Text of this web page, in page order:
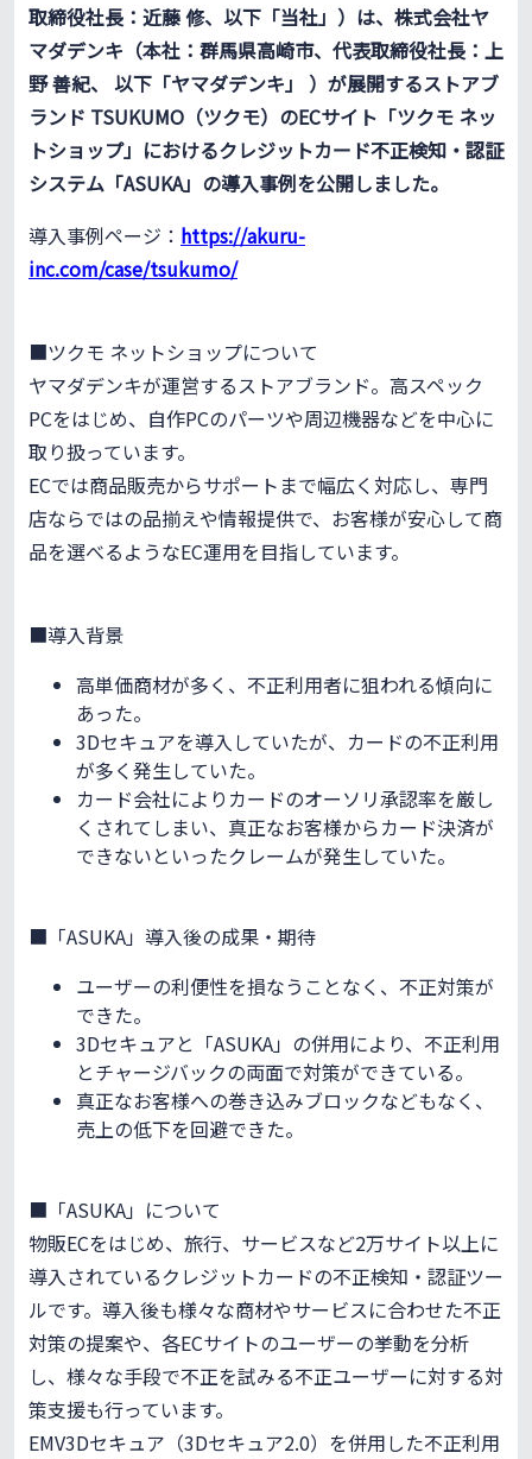
取締役社長：近藤 修、以下「当社」）は、株式会社ヤ
マダデンキ（本社：群馬県高崎市、代表取締役社長：上
野 善紀、 以下「ヤマダデンキ」 ）が展開するストアブ
ランド TSUKUMO（ツクモ）のECサイト「ツクモ ネッ
トショップ」におけるクレジットカード不正検知・認証
システム「ASUKA」の導入事例を公開しました。
導入事例ページ： https://akuru-
inc.com/case/tsukumo/
■ツクモ ネットショップについて
ヤマダデンキが運営するストアブランド。高スペック
PCをはじめ、自作PCのパーツや周辺機器などを中心に
取り扱っています。
ECでは商品販売からサポートまで幅広く対応し、専門
店ならではの品揃えや情報提供で、お客様が安心して商
品を選べるようなEC運用を目指しています。
■導入背景
高単価商材が多く、不正利用者に狙われる傾向に
あった。
3Dセキュアを導入していたが、カードの不正利用
が多く発生していた。
カード会社によりカードのオーソリ承認率を厳し
くされてしまい、真正なお客様からカード決済が
できないといったクレームが発生していた。
■「ASUKA」導入後の成果・期待
ユーザーの利便性を損なうことなく、不正対策が
できた。
3Dセキュアと「ASUKA」の併用により、不正利用
とチャージバックの両面で対策ができている。
真正なお客様への巻き込みブロックなどもなく、
売上の低下を回避できた。
■「ASUKA」について
物販ECをはじめ、旅行、サービスなど2万サイト以上に
導入されているクレジットカードの不正検知・認証ツー
ルです。導入後も様々な商材やサービスに合わせた不正
対策の提案や、各ECサイトのユーザーの挙動を分析
し、様々な手段で不正を試みる不正ユーザーに対する対
策支援も行っています。
EMV3Dセキュア（3Dセキュア2.0）を併用した不正利用